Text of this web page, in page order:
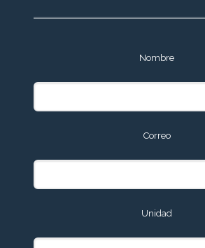
Nombre
Correo
Unidad